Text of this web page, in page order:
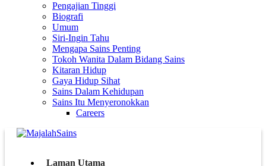
Pengajian Tinggi
Biografi
Umum
Siri-Ingin Tahu
Mengapa Sains Penting
Tokoh Wanita Dalam Bidang Sains
Kitaran Hidup
Gaya Hidup Sihat
Sains Dalam Kehidupan
Sains Itu Menyeronokkan
Careers
Laman Utama